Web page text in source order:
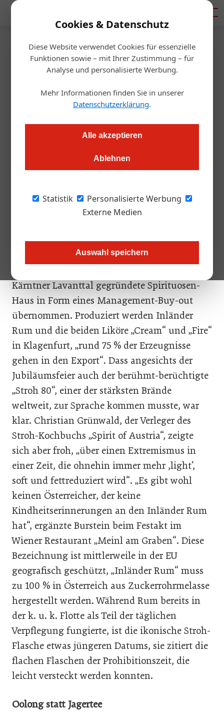
Cookies & Datenschutz
Diese Website verwendet Cookies für essenzielle
Funktionen sowie – mit Ihrer Zustimmung – für
Analyse und personalisierte Werbung.
Mehr Informationen finden Sie in unserer
Datenschutzerklärung.
Alle akzeptieren
Ablehnen
Statistik
Personalisierte Werbung
Externe Medien
Auswahl speichern
Startseite/Getränke
Stroh Rum: Kochbuch zum
185. Geburtstag
Zum Jubiläum wollte man raus aus der „Jagatee“-Ecke. An
der Rezeptsammlung „Spirit of Austria“ beteiligten sich Top-
Verglichen mit der Unternehmensgeschichte,
dabei“, scherzte „Stroh“-Eigentümer Harold
Burstein. Er hatte als ehemaliger Mitarbeiter
Kärntner Lavanttal gegründete Spirituosen-
Haus in Form eines Management-Buy-out
übernommen. Produziert werden Inländer
Rum und die beiden Liköre „Cream“ und „Fire“
in Klagenfurt, „rund 75 % der Erzeugnisse
gehen in den Export“. Dass angesichts der
Jubiläumsfeier auch der berühmt-berüchtigte
„Stroh 80“, einer der stärksten Brände
weltweit, zur Sprache kommen musste, war
klar. Christian Grünwald, der Verleger des
Stroh-Kochbuchs „Spirit of Austria“, zeigte
sich aber froh, „über einen Extremismus in
einer Zeit, die ohnehin immer mehr ,light‘,
soft und fettreduziert wird“. „Es gibt wohl
keinen Österreicher, der keine
Kindheitserinnerungen an den Inländer Rum
hat“, ergänzte Burstein beim Festakt im
Wiener Restaurant „Meinl am Graben“. Diese
Bezeichnung ist mittlerweile in der EU
geografisch geschützt, „Inländer Rum“ muss
zu 100 % in Österreich aus Zuckerrohrmelasse
hergestellt werden. Während Rum bereits in
der k. u. k. Flotte als Teil der täglichen
Verpflegung fungierte, ist die ikonische Stroh-
Flasche etwas jüngeren Datums, sie zitiert die
flachen Flaschen der Prohibitionszeit, die
leicht versteckt werden konnten.
Oolong statt Jagertee